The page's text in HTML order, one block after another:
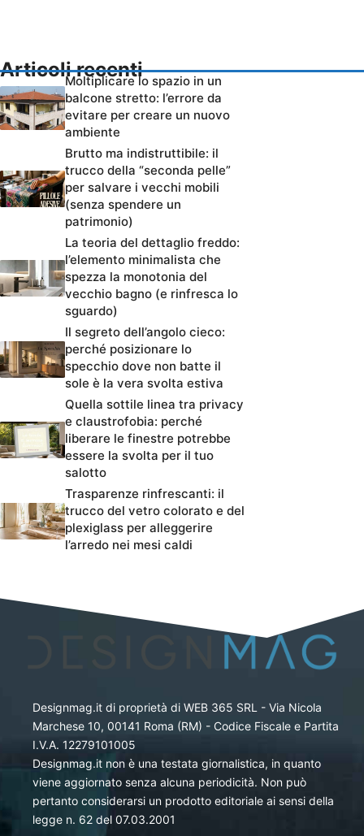
Articoli recenti
Moltiplicare lo spazio in un
balcone stretto: l’errore da
evitare per creare un nuovo
ambiente
Brutto ma indistruttibile: il
trucco della “seconda pelle”
per salvare i vecchi mobili
(senza spendere un
patrimonio)
La teoria del dettaglio freddo:
l’elemento minimalista che
spezza la monotonia del
vecchio bagno (e rinfresca lo
sguardo)
Il segreto dell’angolo cieco:
perché posizionare lo
specchio dove non batte il
sole è la vera svolta estiva
Quella sottile linea tra privacy
e claustrofobia: perché
liberare le finestre potrebbe
essere la svolta per il tuo
salotto
Trasparenze rinfrescanti: il
trucco del vetro colorato e del
plexiglass per alleggerire
l’arredo nei mesi caldi
Designmag.it di proprietà di WEB 365 SRL - Via Nicola
Marchese 10, 00141 Roma (RM) - Codice Fiscale e Partita
I.V.A. 12279101005
Designmag.it non è una testata giornalistica, in quanto
viene aggiornato senza alcuna periodicità. Non può
pertanto considerarsi un prodotto editoriale ai sensi della
legge n. 62 del 07.03.2001